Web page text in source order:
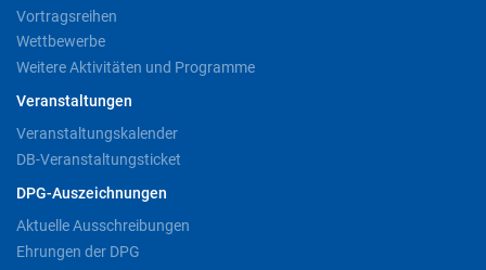
Vortragsreihen
Wettbewerbe
Weitere Aktivitäten und Programme
Veranstaltungen
Veranstaltungskalender
DB-Veranstaltungsticket
DPG-Auszeichnungen
Aktuelle Ausschreibungen
Ehrungen der DPG